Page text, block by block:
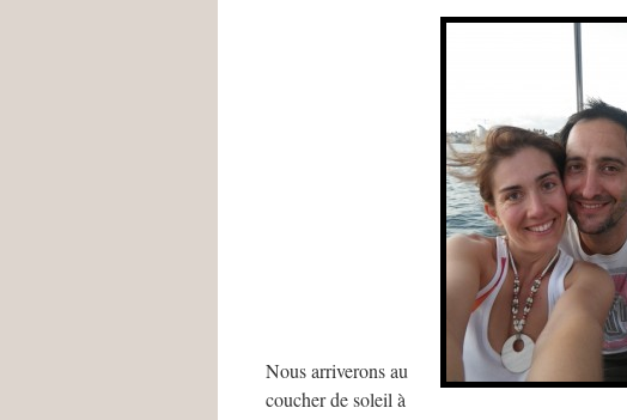
Nous arriverons au
coucher de soleil à